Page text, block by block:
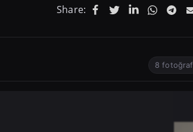
Share:
8 fotoğraf